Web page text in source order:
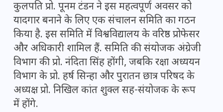
कुलपति प्रो. पूनम टंडन ने इस महत्वपूर्ण अवसर को
यादगार बनाने के लिए एक संचालन समिति का गठन
किया है. इस समिति में विश्वविद्यालय के वरिष्ठ प्रोफेसर
और अधिकारी शामिल हैं. समिति की संयोजक अंग्रेजी
विभाग की प्रो. नंदिता सिंह होंगी, जबकि रक्षा अध्ययन
विभाग के प्रो. हर्ष सिन्हा और पुरातन छात्र परिषद के
अध्यक्ष प्रो. निखिल कांत शुक्ल सह-संयोजक के रूप
में होंगे.